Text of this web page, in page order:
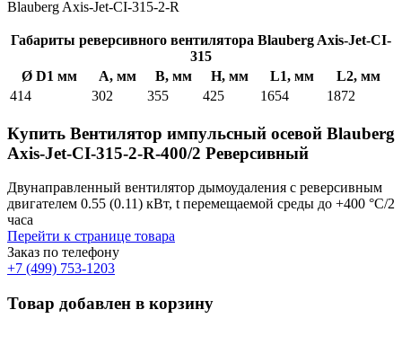
Габариты реверсивного вентилятора Blauberg Axis-Jet-CI-
315
Ø D1 мм
A, мм B, мм H, мм L1, мм
L2, мм
414
302 355 425 1654 1872
Купить Вентилятор импульсный осевой Blauberg
Axis-Jet-CI-315-2-R-400/2 Реверсивный
Двунаправленный вентилятор дымоудаления с реверсивным
двигателем 0.55 (0.11) кВт, t перемещаемой среды до +400 °С/2
часа
Перейти к странице товара
Заказ по телефону
+7 (499) 753-1203
Товар добавлен в корзину